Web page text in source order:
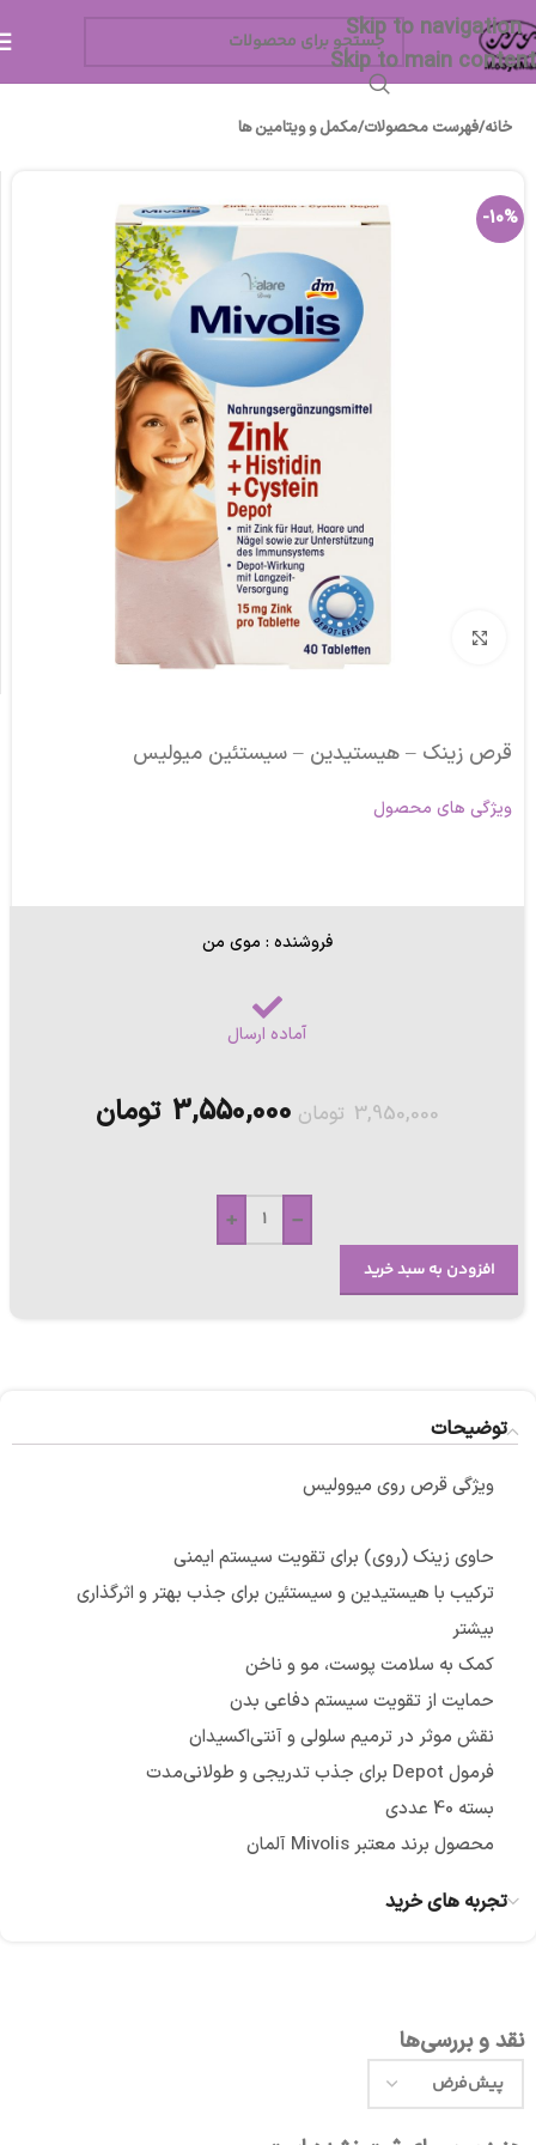
Skip to navigation
Skip to main content
خانه/فهرست محصولات/مکمل و ویتامین ها
-10%
برای بزرگنمایی کلیک کنید
قرص زینک – هیستیدین – سیستئین میولیس
ویژگی های محصول
فروشنده : موی من
آماده ارسال
3,950,000 تومان 3,550,000 تومان
-
+
افزودن به سبد خرید
توضیحات
ویژگی قرص روی میوولیس
حاوی زینک (روی) برای تقویت سیستم ایمنی
ترکیب با هیستیدین و سیستئین برای جذب بهتر و اثرگذاری
بیشتر
کمک به سلامت پوست، مو و ناخن
حمایت از تقویت سیستم دفاعی بدن
نقش موثر در ترمیم سلولی و آنتی‌اکسیدان
فرمول Depot برای جذب تدریجی و طولانی‌مدت
بسته 40 عددی
محصول برند معتبر Mivolis آلمان
تجربه های خرید
نقد و بررسی‌ها